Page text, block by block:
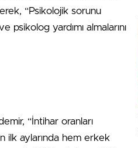
“Psikolojik sorunu
psikolog yardımı almalarını
“İntihar oranları
ilk aylarında hem erkek